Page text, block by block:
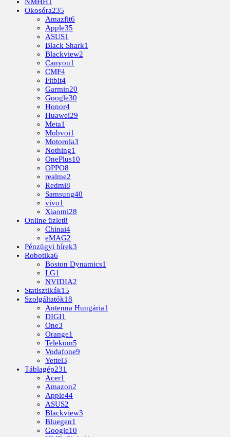
Okosóra235
Amazfit6
Apple35
ASUS1
Black Shark1
Blackview2
Canyon1
CMF4
Fitbit4
Garmin20
Google30
Honor4
Huawei29
Meta1
Mobvoi1
Motorola3
Nothing1
OnePlus10
OPPO8
realme2
Redmi8
Samsung40
vivo1
Xiaomi28
Online üzlet8
Chinai4
eMAG2
Pénzügyi hírek3
Robotika6
Boston Dynamics1
LG1
NVIDIA2
Statisztikák15
Szolgáltatók18
Antenna Hungária1
DIGI1
One3
Orange1
Telekom5
Vodafone9
Yettel3
Táblagép231
Acer1
Amazon2
Apple44
ASUS2
Blackview3
Bluegen1
Google10